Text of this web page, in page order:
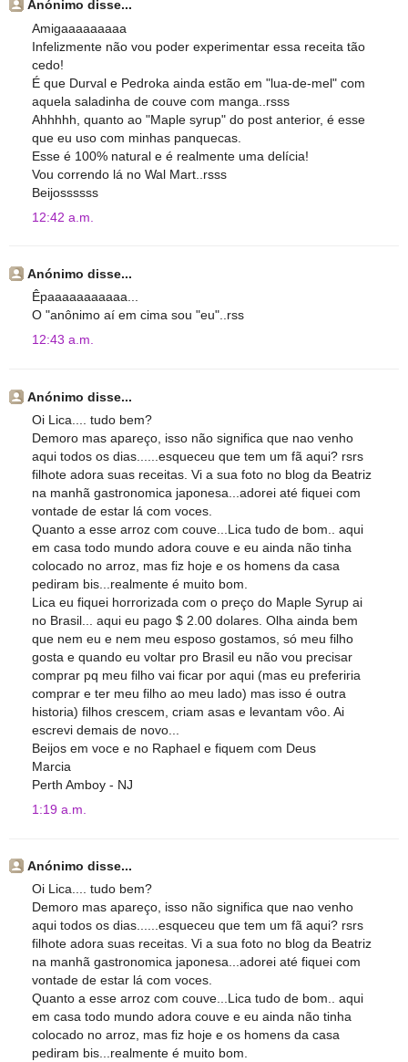
Anónimo disse...
Amigaaaaaaaaa
Infelizmente não vou poder experimentar essa receita tão
cedo!
É que Durval e Pedroka ainda estão em "lua-de-mel" com
aquela saladinha de couve com manga..rsss
Ahhhhh, quanto ao "Maple syrup" do post anterior, é esse
que eu uso com minhas panquecas.
Esse é 100% natural e é realmente uma delícia!
Vou correndo lá no Wal Mart..rsss
Beijossssss
12:42 a.m.
Anónimo disse...
Êpaaaaaaaaaaa...
O "anônimo aí em cima sou "eu"..rss
12:43 a.m.
Anónimo disse...
Oi Lica.... tudo bem?
Demoro mas apareço, isso não significa que nao venho
aqui todos os dias......esqueceu que tem um fã aqui? rsrs
filhote adora suas receitas. Vi a sua foto no blog da Beatriz
na manhã gastronomica japonesa...adorei até fiquei com
vontade de estar lá com voces.
Quanto a esse arroz com couve...Lica tudo de bom.. aqui
em casa todo mundo adora couve e eu ainda não tinha
colocado no arroz, mas fiz hoje e os homens da casa
pediram bis...realmente é muito bom.
Lica eu fiquei horrorizada com o preço do Maple Syrup ai
no Brasil... aqui eu pago $ 2.00 dolares. Olha ainda bem
que nem eu e nem meu esposo gostamos, só meu filho
gosta e quando eu voltar pro Brasil eu não vou precisar
comprar pq meu filho vai ficar por aqui (mas eu preferiria
comprar e ter meu filho ao meu lado) mas isso é outra
historia) filhos crescem, criam asas e levantam vôo. Ai
escrevi demais de novo...
Beijos em voce e no Raphael e fiquem com Deus
Marcia
Perth Amboy - NJ
1:19 a.m.
Anónimo disse...
Oi Lica.... tudo bem?
Demoro mas apareço, isso não significa que nao venho
aqui todos os dias......esqueceu que tem um fã aqui? rsrs
filhote adora suas receitas. Vi a sua foto no blog da Beatriz
na manhã gastronomica japonesa...adorei até fiquei com
vontade de estar lá com voces.
Quanto a esse arroz com couve...Lica tudo de bom.. aqui
em casa todo mundo adora couve e eu ainda não tinha
colocado no arroz, mas fiz hoje e os homens da casa
pediram bis...realmente é muito bom.